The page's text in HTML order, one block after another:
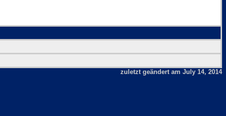
zuletzt geändert am July 14, 2014